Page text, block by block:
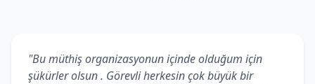
"Bu müthiş organizasyonun içinde olduğum için
şükürler olsun . Görevli herkesin çok büyük bir